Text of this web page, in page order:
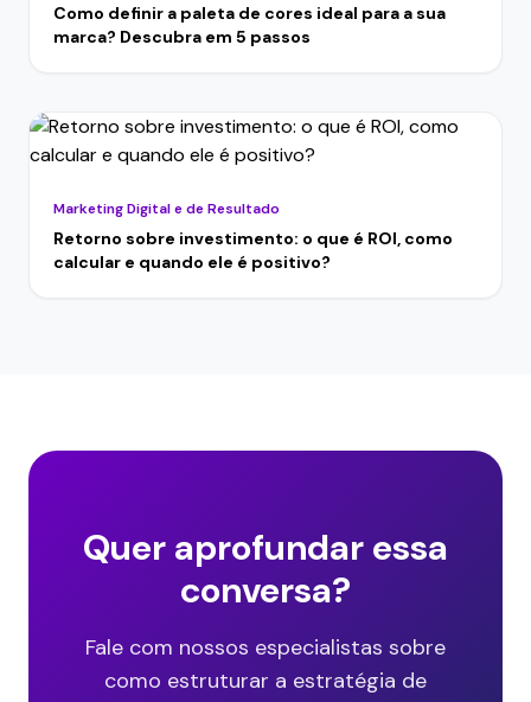
Como definir a paleta de cores ideal para a sua
marca? Descubra em 5 passos
Marketing Digital e de Resultado
Retorno sobre investimento: o que é ROI, como
calcular e quando ele é positivo?
Quer aprofundar essa
conversa?
Fale com nossos especialistas sobre
como estruturar a estratégia de